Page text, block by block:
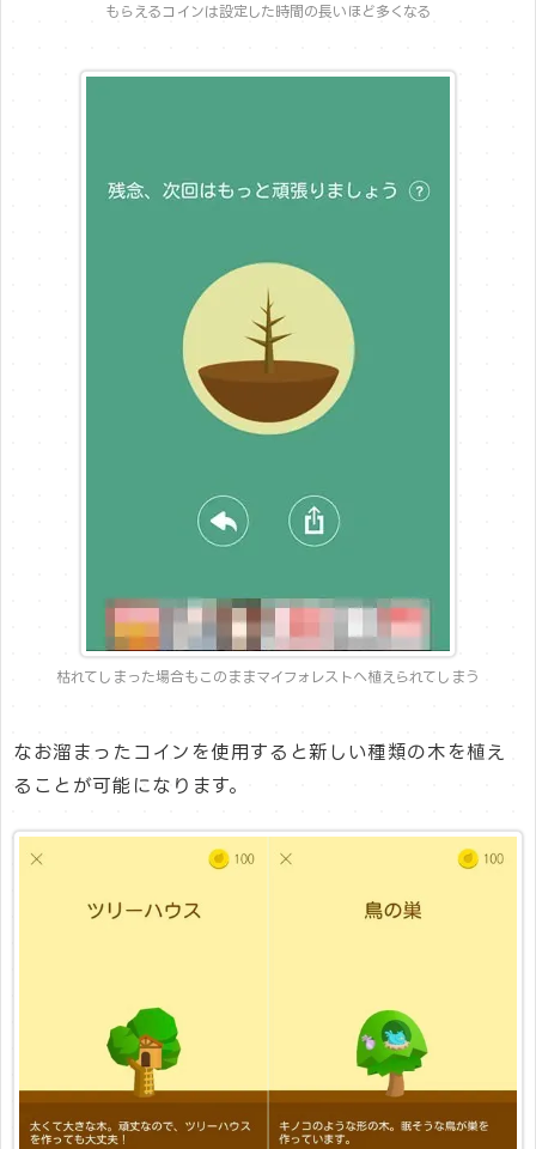
もらえるコインは設定した時間の長いほど多くなる
枯れてしまった場合もこのままマイフォレストへ植えられてしまう
なお溜まったコインを使用すると新しい種類の木を植え
ることが可能になります。